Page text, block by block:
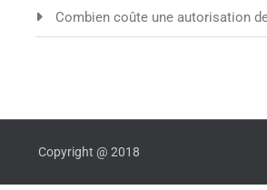
Combien coûte une autorisation
Copyright @ 2018